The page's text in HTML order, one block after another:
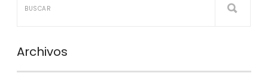
Archivos